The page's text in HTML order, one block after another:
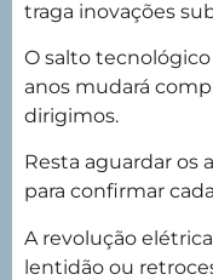
traga inovações
O salto
anos mudará
dirigimos.
Resta aguardar os
para confirmar
A revolução
lentidão ou